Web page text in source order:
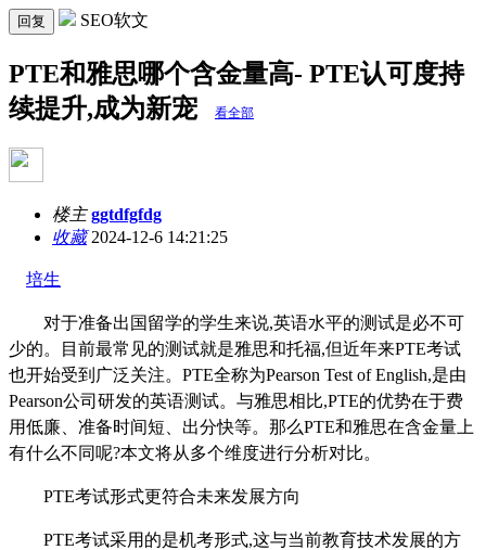
回复 SEO软文
PTE和雅思哪个含金量高- PTE认可度持
续提升,成为新宠
看全部
楼主 ggtdfgfdg
收藏2024-12-6 14:21:25
培生
对于准备出国留学的学生来说,英语水平的测试是必不可
少的。目前最常见的测试就是雅思和托福,但近年来PTE考试
也开始受到广泛关注。PTE全称为Pearson Test of English,是由
Pearson公司研发的英语测试。与雅思相比,PTE的优势在于费
用低廉、准备时间短、出分快等。那么PTE和雅思在含金量上
有什么不同呢?本文将从多个维度进行分析对比。
PTE考试形式更符合未来发展方向
PTE考试采用的是机考形式,这与当前教育技术发展的方